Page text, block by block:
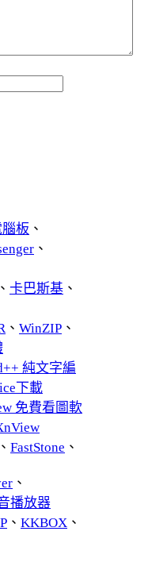
板 、
、
、 卡巴斯基 、
、 WinZIP 、
純文字編
下載
免費看圖軟
、 FastStone 、
、
播放器
、 KKBOX 、